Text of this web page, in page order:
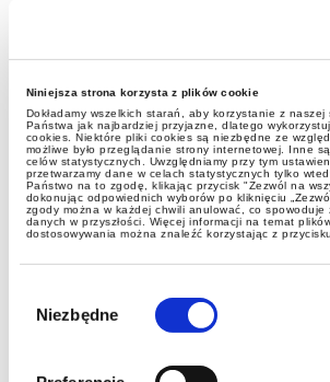
Niniejsza strona korzysta z plików cookie
Dokładamy wszelkich starań, aby korzystanie z naszej
Państwa jak najbardziej przyjazne, dlatego
cookies. Niektóre pliki cookies są niezbędne ze
możliwe było przeglądanie strony internetowej. Inne
celów statystycznych. Uwzględniamy przy tym
przetwarzamy dane w celach statystycznych tylko
Państwo na to zgodę, klikając przycisk "Zezwól na
dokonując odpowiednich wyborów po kliknięciu
zgody można w każdej chwili anulować, co spowoduje
danych w przyszłości. Więcej informacji na temat
dostosowywania można znaleźć korzystając z
zgody
Niezbędne
Smartwatch bez karty
wyższym cłem – nowe
rozporządzenie
Komisji Europejskiej